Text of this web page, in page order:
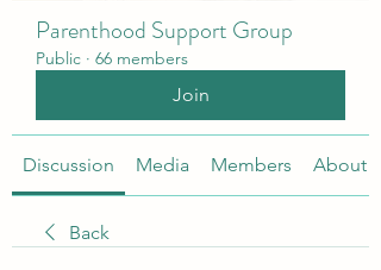
Parenthood Support Group
Public · 66 members
Join
Discussion Media Members About
Back